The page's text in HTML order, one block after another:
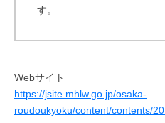
す。
Webサイト
https://jsite.mhlw.go.jp/osaka-
roudoukyoku/content/contents/